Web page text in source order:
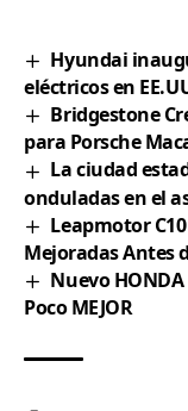
Hyundai
eléctricos en
Bridgestone
para Porsche
La ciudad
onduladas en el
Leapmotor
Mejoradas Antes
Nuevo HONDA
Poco MEJOR